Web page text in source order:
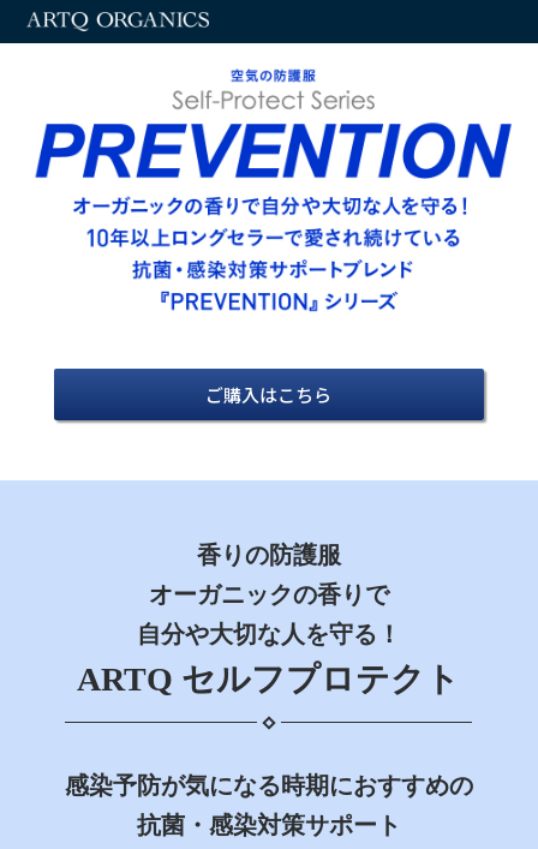
ARTQ organics
ご購入はこちら
香りの防護服
オーガニックの香りで
自分や大切な人を守る！
ARTQ セルフプロテクト
感染予防が気になる時期におすすめの
抗菌・感染対策サポート